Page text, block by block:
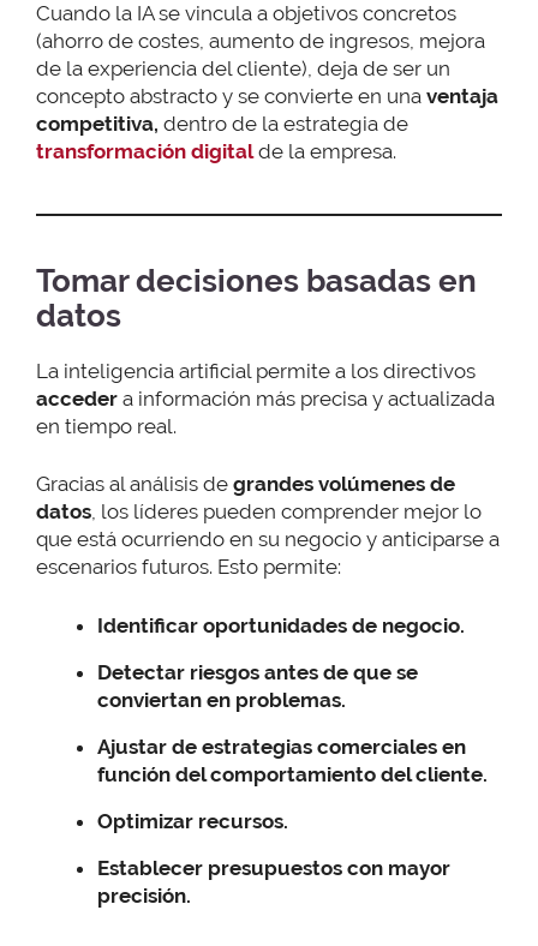
Cuando la IA se vincula a objetivos concretos
(ahorro de costes, aumento de ingresos, mejora
de la experiencia del cliente), deja de ser un
concepto abstracto y se convierte en una ventaja
competitiva, dentro de la estrategia de
transformación digitalde la empresa.
Tomar decisiones basadas en
datos
La inteligencia artificial permite a los directivos
acceder a información más precisa y actualizada
en tiempo real.
Gracias al análisis de grandes volúmenes de
datos, los líderes pueden comprender mejor lo
que está ocurriendo en su negocio y anticiparse a
escenarios futuros. Esto permite:
Identificar oportunidades de negocio.
Detectar riesgos antes de que se
conviertan en problemas.
Ajustar de estrategias comerciales en
función del comportamiento del cliente.
Optimizar recursos.
Establecer presupuestos con mayor
precisión.